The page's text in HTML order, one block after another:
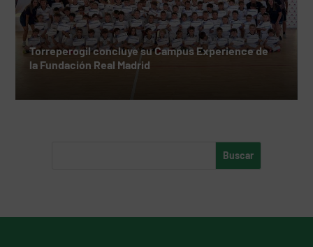
Torreperogil concluye su Campus Experience de
la Fundación Real Madrid